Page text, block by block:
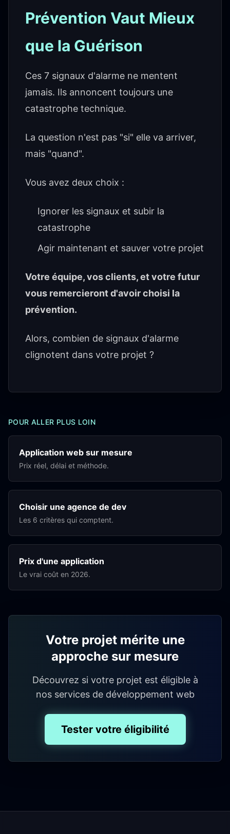
Prévention Vaut Mieux
que la Guérison
Ces 7 signaux d'alarme ne mentent
jamais. Ils annoncent toujours une
catastrophe technique.
La question n'est pas "si" elle va arriver,
mais "quand".
Vous avez deux choix :
Ignorer les signaux et subir la
catastrophe
Agir maintenant et sauver votre projet
Votre équipe, vos clients, et votre futur
vous remercieront d'avoir choisi la
prévention.
Alors, combien de signaux d'alarme
clignotent dans votre projet ?
POUR ALLER PLUS LOIN
Application web sur mesure
Prix réel, délai et méthode.
Choisir une agence de dev
Les 6 critères qui comptent.
Prix d'une application
Le vrai coût en 2026.
Votre projet mérite une
approche sur mesure
Découvrez si votre projet est éligible à
nos services de développement web
Tester votre éligibilité